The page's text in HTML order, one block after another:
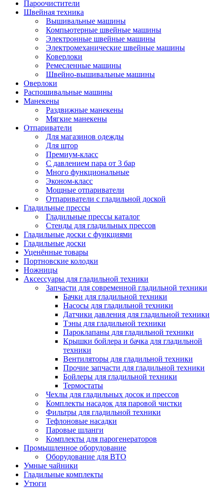
Пароочистители
Швейная техника
Вышивальные машины
Компьютерные швейные машины
Электронные швейные машины
Электромеханические швейные машины
Коверлоки
Ремесленные машины
Швейно-вышивальные машины
Оверлоки
Распошивальные машины
Манекены
Раздвижные манекены
Мягкие манекены
Отпариватели
Для магазинов одежды
Для штор
Премиум-класс
С давлением пара от 3 бар
Много функциональные
Эконом-класс
Мощные отпариватели
Отпариватели с гладильной доской
Гладильные прессы
Гладильные прессы каталог
Стенды для гладильных прессов
Гладильные доски с функциями
Гладильные доски
Уценённые товары
Портновские колодки
Ножницы
Аксессуары для гладильной техники
Запчасти для современной гладильной техники
Бачки для гладильной техники
Насосы для гладильной техники
Датчики давления для гладильной техники
Тэны для гладильной техники
Пароклапаны для гладильной техники
Крышки бойлера и бачка для гладильной
техники
Вентиляторы для гладильной техники
Прочие запчасти для гладильной техники
Бойлеры для гладильной техники
Термостаты
Чехлы для гладильных досок и прессов
Комплекты насадок для паровой чистки
Фильтры для гладильной техники
Тефлоновые насадки
Паровые шланги
Комплекты для парогенераторов
Промышленное оборудование
Оборудование для ВТО
Умные чайники
Гладильные комплекты
Утюги